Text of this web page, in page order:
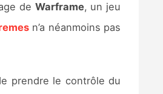
de Warframe, un jeu
n’a néanmoins pas
prendre le contrôle du